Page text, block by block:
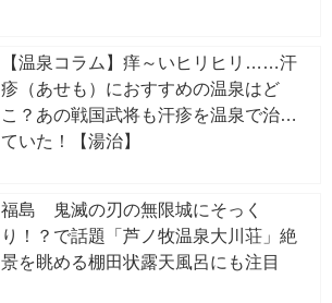
【温泉コラム】痒～いヒリヒリ……汗
疹（あせも）におすすめの温泉はど
こ？あの戦国武将も汗疹を温泉で治し
ていた！【湯治】
福島 鬼滅の刃の無限城にそっく
り！？で話題「芦ノ牧温泉大川荘」絶
景を眺める棚田状露天風呂にも注目